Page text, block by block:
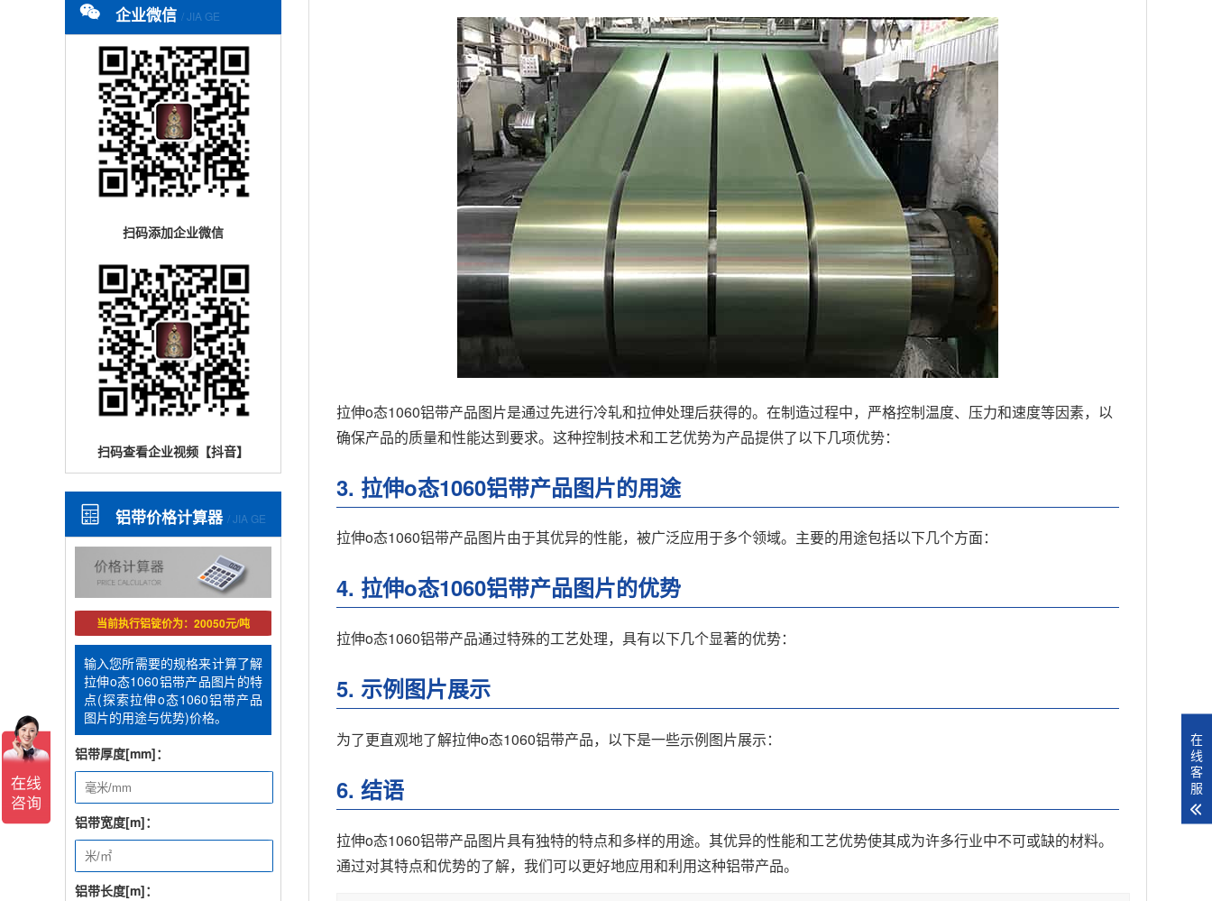
企业微信 / JIA GE
扫码添加企业微信
扫码查看企业视频【抖音】
铝带价格计算器 / JIA GE
当前执行铝锭价为：20050元/吨
输入您所需要的规格来计算了解
拉伸o态1060铝带产品图片的特
点(探索拉伸o态1060铝带产品
图片的用途与优势)价格。
铝带厚度[mm]：
铝带宽度[m]：
铝带长度[m]：
拉伸o态1060铝带产品图片是通过先进行冷轧和拉伸处理后获得的。在制造过程中，严格控制温度、压力和速度等因素，以
确保产品的质量和性能达到要求。这种控制技术和工艺优势为产品提供了以下几项优势：
3. 拉伸o态1060铝带产品图片的用途
拉伸o态1060铝带产品图片由于其优异的性能，被广泛应用于多个领域。主要的用途包括以下几个方面：
4. 拉伸o态1060铝带产品图片的优势
拉伸o态1060铝带产品通过特殊的工艺处理，具有以下几个显著的优势：
5. 示例图片展示
为了更直观地了解拉伸o态1060铝带产品，以下是一些示例图片展示：
6. 结语
拉伸o态1060铝带产品图片具有独特的特点和多样的用途。其优异的性能和工艺优势使其成为许多行业中不可或缺的材料。
通过对其特点和优势的了解，我们可以更好地应用和利用这种铝带产品。
在
线
客
服